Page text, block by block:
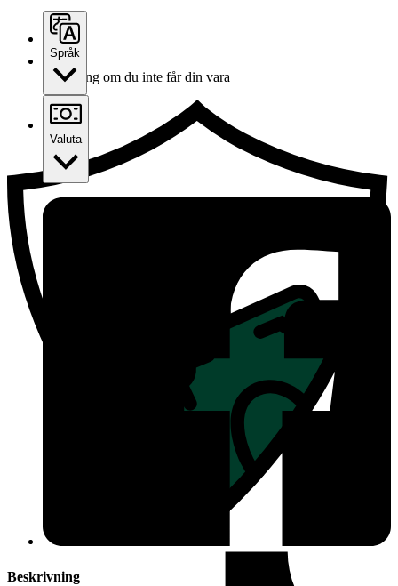
Ersättning om du inte får din vara
Beskrivning
Språk
Valuta